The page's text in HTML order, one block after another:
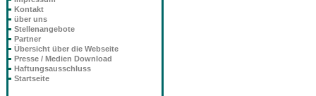
Kontakt
über uns
Stellenangebote
Partner
Übersicht über die Webseite
Presse / Medien Download
Haftungsausschluss
Startseite